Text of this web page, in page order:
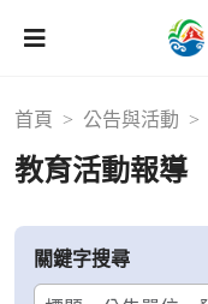
首頁 公告與活動
教育活動報導
關鍵字搜尋